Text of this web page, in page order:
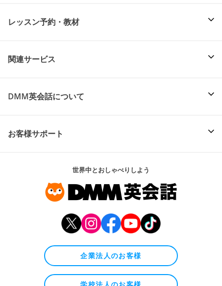
レッスン予約・教材
関連サービス
DMM英会話について
お客様サポート
世界中とおしゃべりしよう
企業法人のお客様